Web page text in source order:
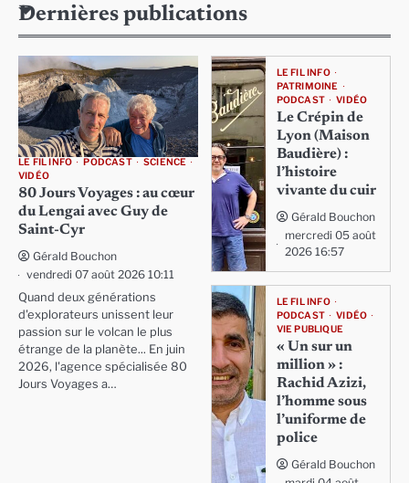
Dernières publications
LE FIL INFO PODCAST
SCIENCE
VIDÉO
80 Jours Voyages : au cœur
du Lengai avec Guy de
Saint-Cyr
Gérald Bouchon
vendredi 07 août 2026 10:11
Quand deux générations
d'explorateurs unissent leur
passion sur le volcan le plus
étrange de la planète... En juin
2026, l'agence spécialisée 80
Jours Voyages a…
LE FIL INFO
PATRIMOINE
PODCAST
VIDÉO
Le Crépin de
Lyon (Maison
Baudière) :
l’histoire
vivante du cuir
Gérald Bouchon
mercredi 05 août
2026 16:57
LE FIL INFO
PODCAST
VIDÉO
VIE PUBLIQUE
« Un sur un
million » :
Rachid Azizi,
l’homme sous
l’uniforme de
police
Gérald Bouchon